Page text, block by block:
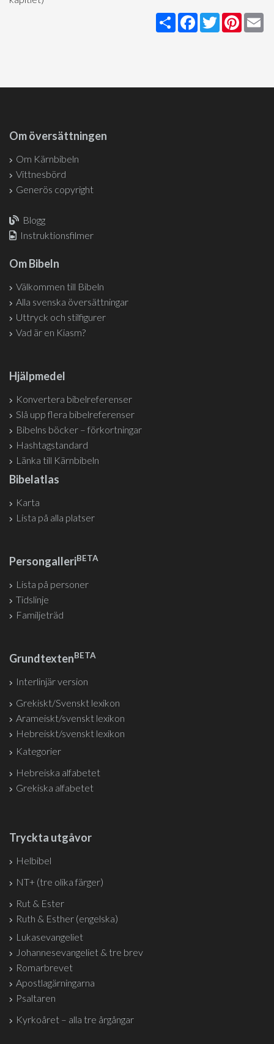
Share Facebook
Twitter
Om översättningen
Om Kärnbibeln
Vittnesbörd
Generös copyright
Blogg
Instruktionsfilmer
Om Bibeln
Välkommen till Bibeln
Alla svenska översättningar
Uttryck och stilfigurer
Vad är en Kiasm?
Hjälpmedel
Konvertera bibelreferenser
Slå upp flera bibelreferenser
Bibelns böcker – förkortningar
Hashtagstandard
Länka till Kärnbibeln
Bibelatlas
Karta
Lista på alla platser
PersongalleriBETA
Lista på personer
Tidslinje
Familjeträd
GrundtextenBETA
Interlinjär version
Grekiskt/Svenskt lexikon
Arameiskt/svenskt lexikon
Hebreiskt/svenskt lexikon
Kategorier
Hebreiska alfabetet
Grekiska alfabetet
Tryckta utgåvor
Helbibel
NT+ (tre olika färger)
Rut & Ester
Ruth & Esther (engelska)
Lukasevangeliet
Johannesevangeliet & tre brev
Romarbrevet
Apostlagärningarna
Psaltaren
Kyrkoåret – alla tre årgångar